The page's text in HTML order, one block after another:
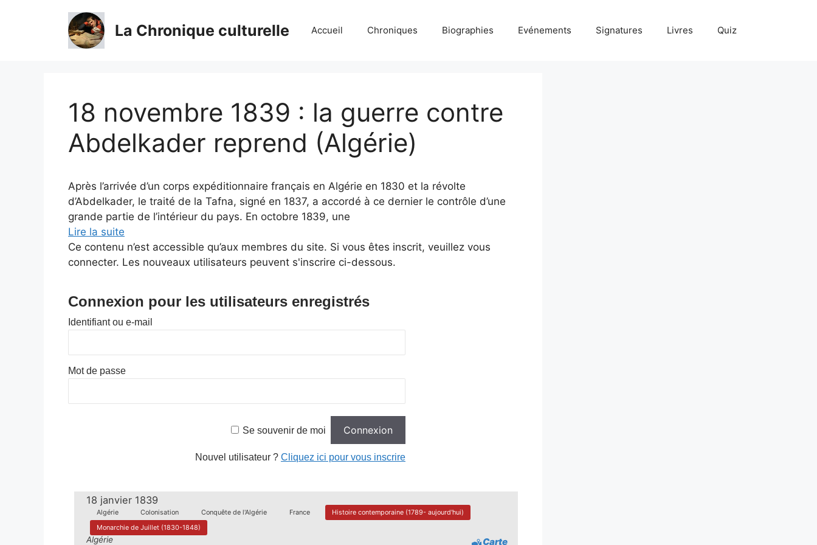
La Chronique culturelle Accueil Chroniques Biographies Evénements Signatures Livres Quiz
18 novembre 1839 : la guerre contre
Abdelkader reprend (Algérie)
Après l’arrivée d’un corps expéditionnaire français en Algérie en 1830 et la révolte
d’Abdelkader, le traité de la Tafna, signé en 1837, a accordé à ce dernier le contrôle d’une
grande partie de l’intérieur du pays. En octobre 1839, une
Lire la suite
Ce contenu n’est accessible qu’aux membres du site. Si vous êtes inscrit, veuillez vous
connecter. Les nouveaux utilisateurs peuvent s'inscrire ci-dessous.
Connexion pour les utilisateurs enregistrés
Identifiant ou e-mail
Mot de passe
Se souvenir de moi
Nouvel utilisateur ? Cliquez ici pour vous inscrire
18 janvier 1839
Algérie Colonisation Conquête de l'Algérie France
Histoire contemporaine (1789- aujourd'hui)
Monarchie de Juillet (1830-1848)
Algérie Carte